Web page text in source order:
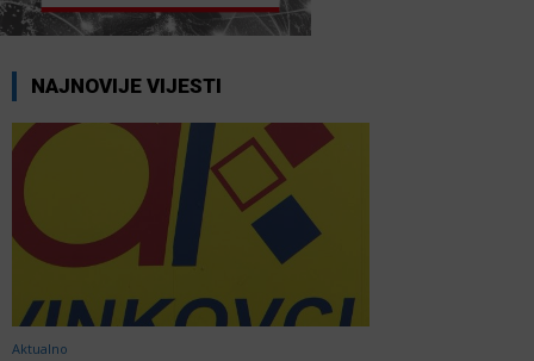
NAJNOVIJE VIJESTI
Aktualno